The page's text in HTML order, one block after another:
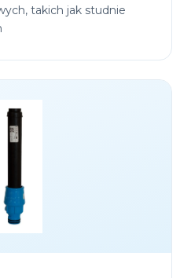
takich jak studnie